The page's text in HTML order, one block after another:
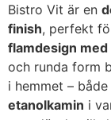
Bistro Vit är en
finish, perfekt
flamdesign
och runda form
i hemmet – både
etanolkamin i